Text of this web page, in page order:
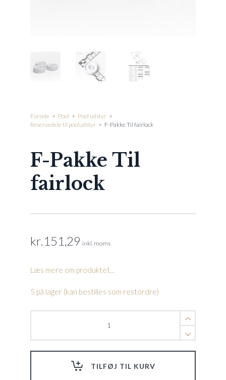
Forside > Pool > Pool udstyr >
Reservedele til pooludstyr > F-Pakke Til fairlock
F-Pakke Til
fairlock
kr. 151,29 inkl. moms
Læs mere om produktet...
5 på lager (kan bestilles som restordre)
TILFØJ TIL KURV